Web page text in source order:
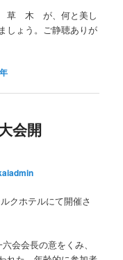
草 木 が、何と美し
しょう。ご静聴ありが
会開
クホテルにて開催さ
会会長の意をくみ、